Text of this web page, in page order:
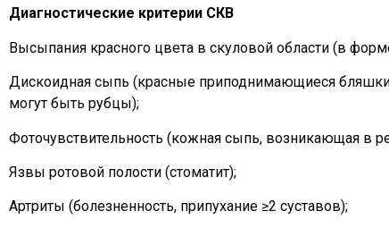
Диагностические критерии СКВ
Высыпания красного цвета в скуловой области (в
Дискоидная сыпь (красные приподнимающиеся
могут быть рубцы);
Фоточувствительность (кожная сыпь, возникающая в
Язвы ротовой полости (стоматит);
Артриты (болезненность, припухание ≥2 суставов);